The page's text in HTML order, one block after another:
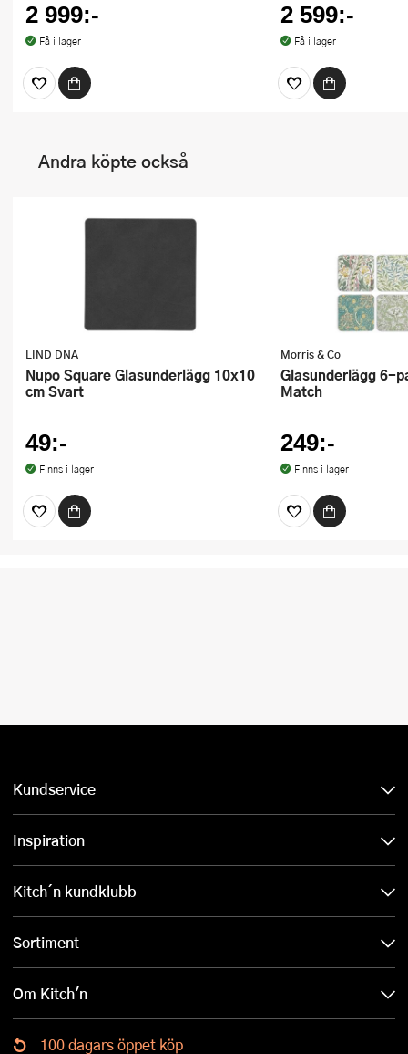
2 999:-
Få i lager
2 599:-
Få i lager
Andra köpte också
LIND DNA
Nupo Square Glasunderlägg 10x10
cm Svart
49:-
Finns i lager
Morris & Co
Glasunderlägg 6-pack Mix &
Match
249:-
Finns i lager
Kundservice
Inspiration
Kitch´n kundklubb
Sortiment
Om Kitch'n
100 dagars öppet köp